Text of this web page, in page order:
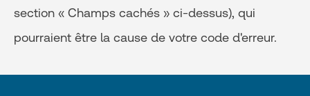
section « Champs cachés » ci-dessus), qui
pourraient être la cause de votre code d'erreur.